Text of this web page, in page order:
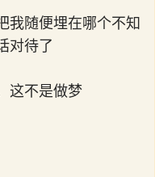
我随便埋在哪个不知
对待了
这不是做梦